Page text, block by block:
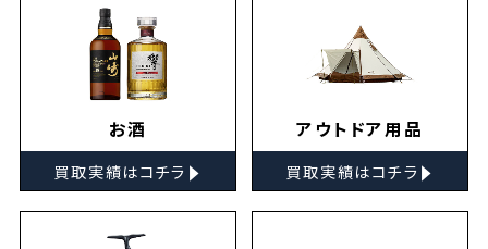
お酒
買取実績はコチラ ▸
アウトドア用品
買取実績はコチラ ▸